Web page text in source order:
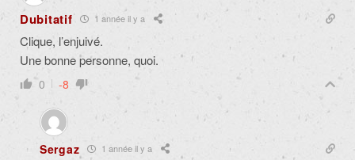
Dubitatif 1 année il y a
Clique, l’enjuivé.
Une bonne personne, quoi.
0 -8
Sergaz 1 année il y a